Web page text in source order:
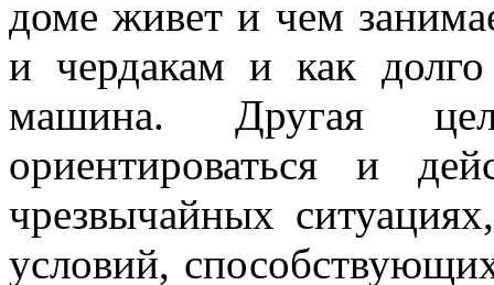
доме живет и чем
и чердакам и как
машина. Другая
ориентироваться и
чрезвычайных
условий,